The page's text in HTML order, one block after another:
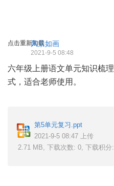
点击重新加载风景如画
2021-9-5 08:48
六年级上册语文单元知识梳
式，适合老师使用。
第5单元复习.ppt
2021-9-5 08:47 上传
2.71 MB, 下载次数: 0, 下载积分